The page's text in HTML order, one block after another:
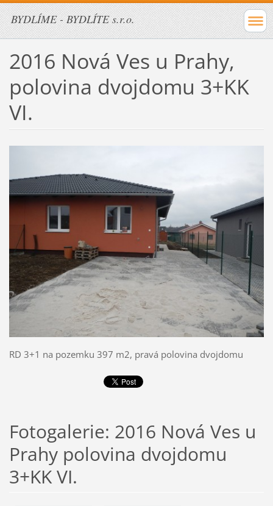
BYDLÍME - BYDLÍTE s.r.o.
2016 Nová Ves u Prahy,
polovina dvojdomu 3+KK
VI.
RD 3+1 na pozemku 397 m2, pravá polovina dvojdomu
Fotogalerie: 2016 Nová Ves u
Prahy polovina dvojdomu
3+KK VI.